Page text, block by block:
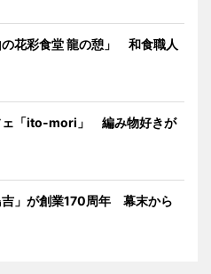
花彩食堂 龍の憩」 和食職人
ェ「ito-mori」 編み物好きが
吉」が創業170周年 幕末から